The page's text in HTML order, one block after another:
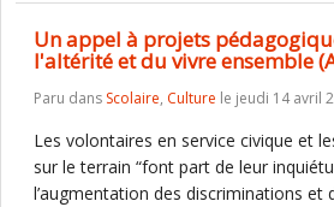
Un appel à projets
l'altérité et du vivre ensemble
Paru dans Scolaire, Culture le jeudi 14 avril
Les volontaires en service civique et
sur le terrain “font part de leur
l’augmentation des discriminations et